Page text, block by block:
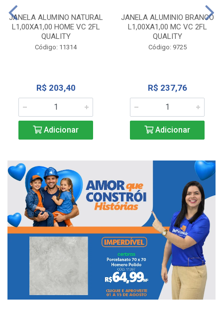
JANELA ALUMINO NATURAL
L1,00XA1,00 HOME VC 2FL
QUALITY
Código: 11314
R$ 203,40
Adicionar
JANELA ALUMINIO BRANCO
L1,00XA1,00 MC VC 2FL
QUALITY
Código: 9725
R$ 237,76
Adicionar